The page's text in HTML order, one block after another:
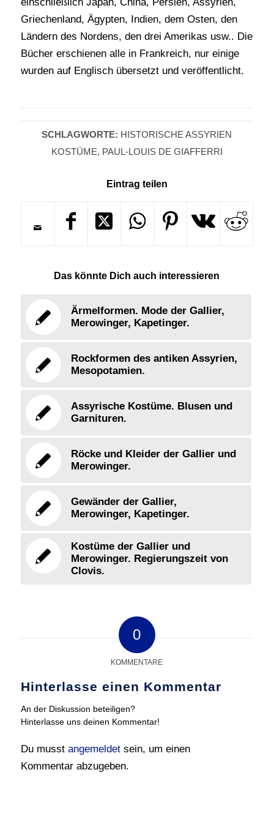
Griechenland, Ägypten, Indien, dem Osten, den
Ländern des Nordens, den drei Amerikas usw.. Die
Bücher erschienen alle in Frankreich, nur einige
wurden auf Englisch übersetzt und veröffentlicht.
SCHLAGWORTE: HISTORISCHE ASSYRIEN
KOSTÜME, PAUL-LOUIS DE GIAFFERRI
Eintrag teilen
Das könnte Dich auch interessieren
Ärmelformen. Mode der Gallier,
Merowinger, Kapetinger.
Rockformen des antiken Assyrien,
Mesopotamien.
Assyrische Kostüme. Blusen und
Garnituren.
Röcke und Kleider der Gallier und
Merowinger.
Gewänder der Gallier,
Merowinger, Kapetinger.
Kostüme der Gallier und
Merowinger. Regierungszeit von
Clovis.
0
KOMMENTARE
Hinterlasse einen Kommentar
An der Diskussion beteiligen?
Hinterlasse uns deinen Kommentar!
Du musst angemeldetsein, um einen
Kommentar abzugeben.